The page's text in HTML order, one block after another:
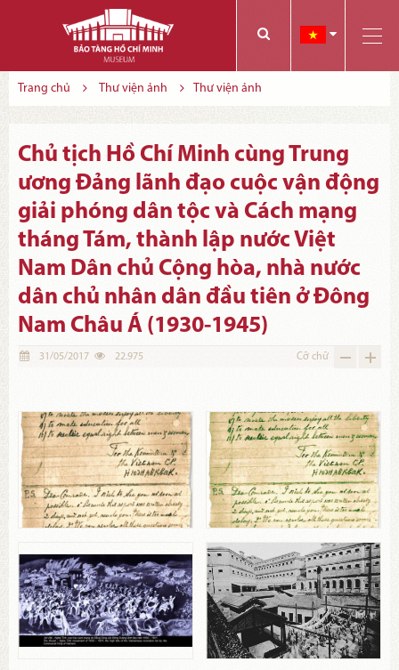
Trang chủ Thư viện ảnh Thư viện ảnh
Chủ tịch Hồ Chí Minh cùng Trung
ương Đảng lãnh đạo cuộc vận động
giải phóng dân tộc và Cách mạng
tháng Tám, thành lập nước Việt
Nam Dân chủ Cộng hòa, nhà nước
dân chủ nhân dân đầu tiên ở Đông
Nam Châu Á (1930-1945)
31/05/2017 22.975 Cỡ chữ